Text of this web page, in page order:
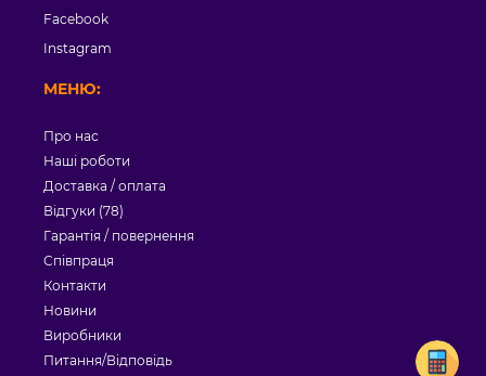
МЕНЮ:
Про нас
Наші роботи
Доставка / оплата
Відгуки (78)
Гарантія / повернення
Співпраця
Контакти
Новини
Виробники
Питання/Відповідь
Facebook
Instagram